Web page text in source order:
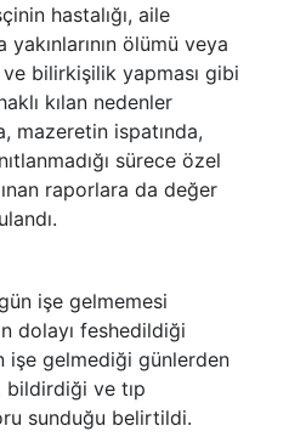
hastalığı, aile
ölümü veya
ve bilirkişilik yapması gibi
kılan nedenler
mazeretin ispatında,
sürece özel
raporlara da değer
işe gelmemesi
dolayı feshedildiği
işe gelmediği günlerden
ve tıp
sunduğu belirtildi.